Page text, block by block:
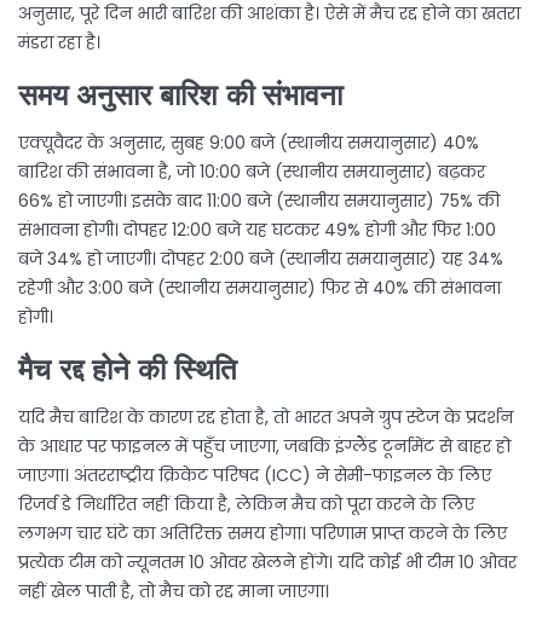
अनुसार, पूरे दिन भारी बारिश की आशंका है। ऐसे में मैच रद्द होने का खतरा
मंडरा रहा है।
समय अनुसार बारिश की संभावना
एक्यूवैदर के अनुसार, सुबह 9:00 बजे (स्थानीय समयानुसार) 40%
बारिश की संभावना है, जो 10:00 बजे (स्थानीय समयानुसार) बढ़कर
66% हो जाएगी। इसके बाद 11:00 बजे (स्थानीय समयानुसार) 75% की
संभावना होगी। दोपहर 12:00 बजे यह घटकर 49% होगी और फिर 1:00
बजे 34% हो जाएगी। दोपहर 2:00 बजे (स्थानीय समयानुसार) यह 34%
रहेगी और 3:00 बजे (स्थानीय समयानुसार) फिर से 40% की संभावना
होगी।
मैच रद्द होने की स्थिति
यदि मैच बारिश के कारण रद्द होता है, तो भारत अपने ग्रुप स्टेज के प्रदर्शन
के आधार पर फाइनल में पहुँच जाएगा, जबकि इंग्लैंड टूर्नामेंट से बाहर हो
जाएगा। अंतरराष्ट्रीय क्रिकेट परिषद (ICC) ने सेमी-फाइनल के लिए
रिजर्व डे निर्धारित नहीं किया है, लेकिन मैच को पूरा करने के लिए
लगभग चार घंटे का अतिरिक्त समय होगा। परिणाम प्राप्त करने के लिए
प्रत्येक टीम को न्यूनतम 10 ओवर खेलने होंगे। यदि कोई भी टीम 10 ओवर
नहीं खेल पाती है, तो मैच को रद्द माना जाएगा।